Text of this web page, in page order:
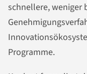
schnellere, weniger
Programme.